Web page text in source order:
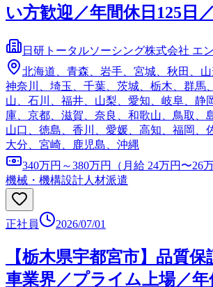
い方歓迎／年間休日125日
日研トータルソーシング株式会社 エ
北海道、青森、岩手、宮城、秋田、山
神奈川、埼玉、千葉、茨城、栃木、群馬
山、石川、福井、山梨、愛知、岐阜、静
庫、京都、滋賀、奈良、和歌山、鳥取、
山口、徳島、香川、愛媛、高知、福岡、
大分、宮崎、鹿児島、沖縄
340万円～380万円（月給 24万円〜26万
機械・機構設計人材派遣
正社員 2026/07/01
【栃木県宇都宮市】品質
車業界／プライム上場／年